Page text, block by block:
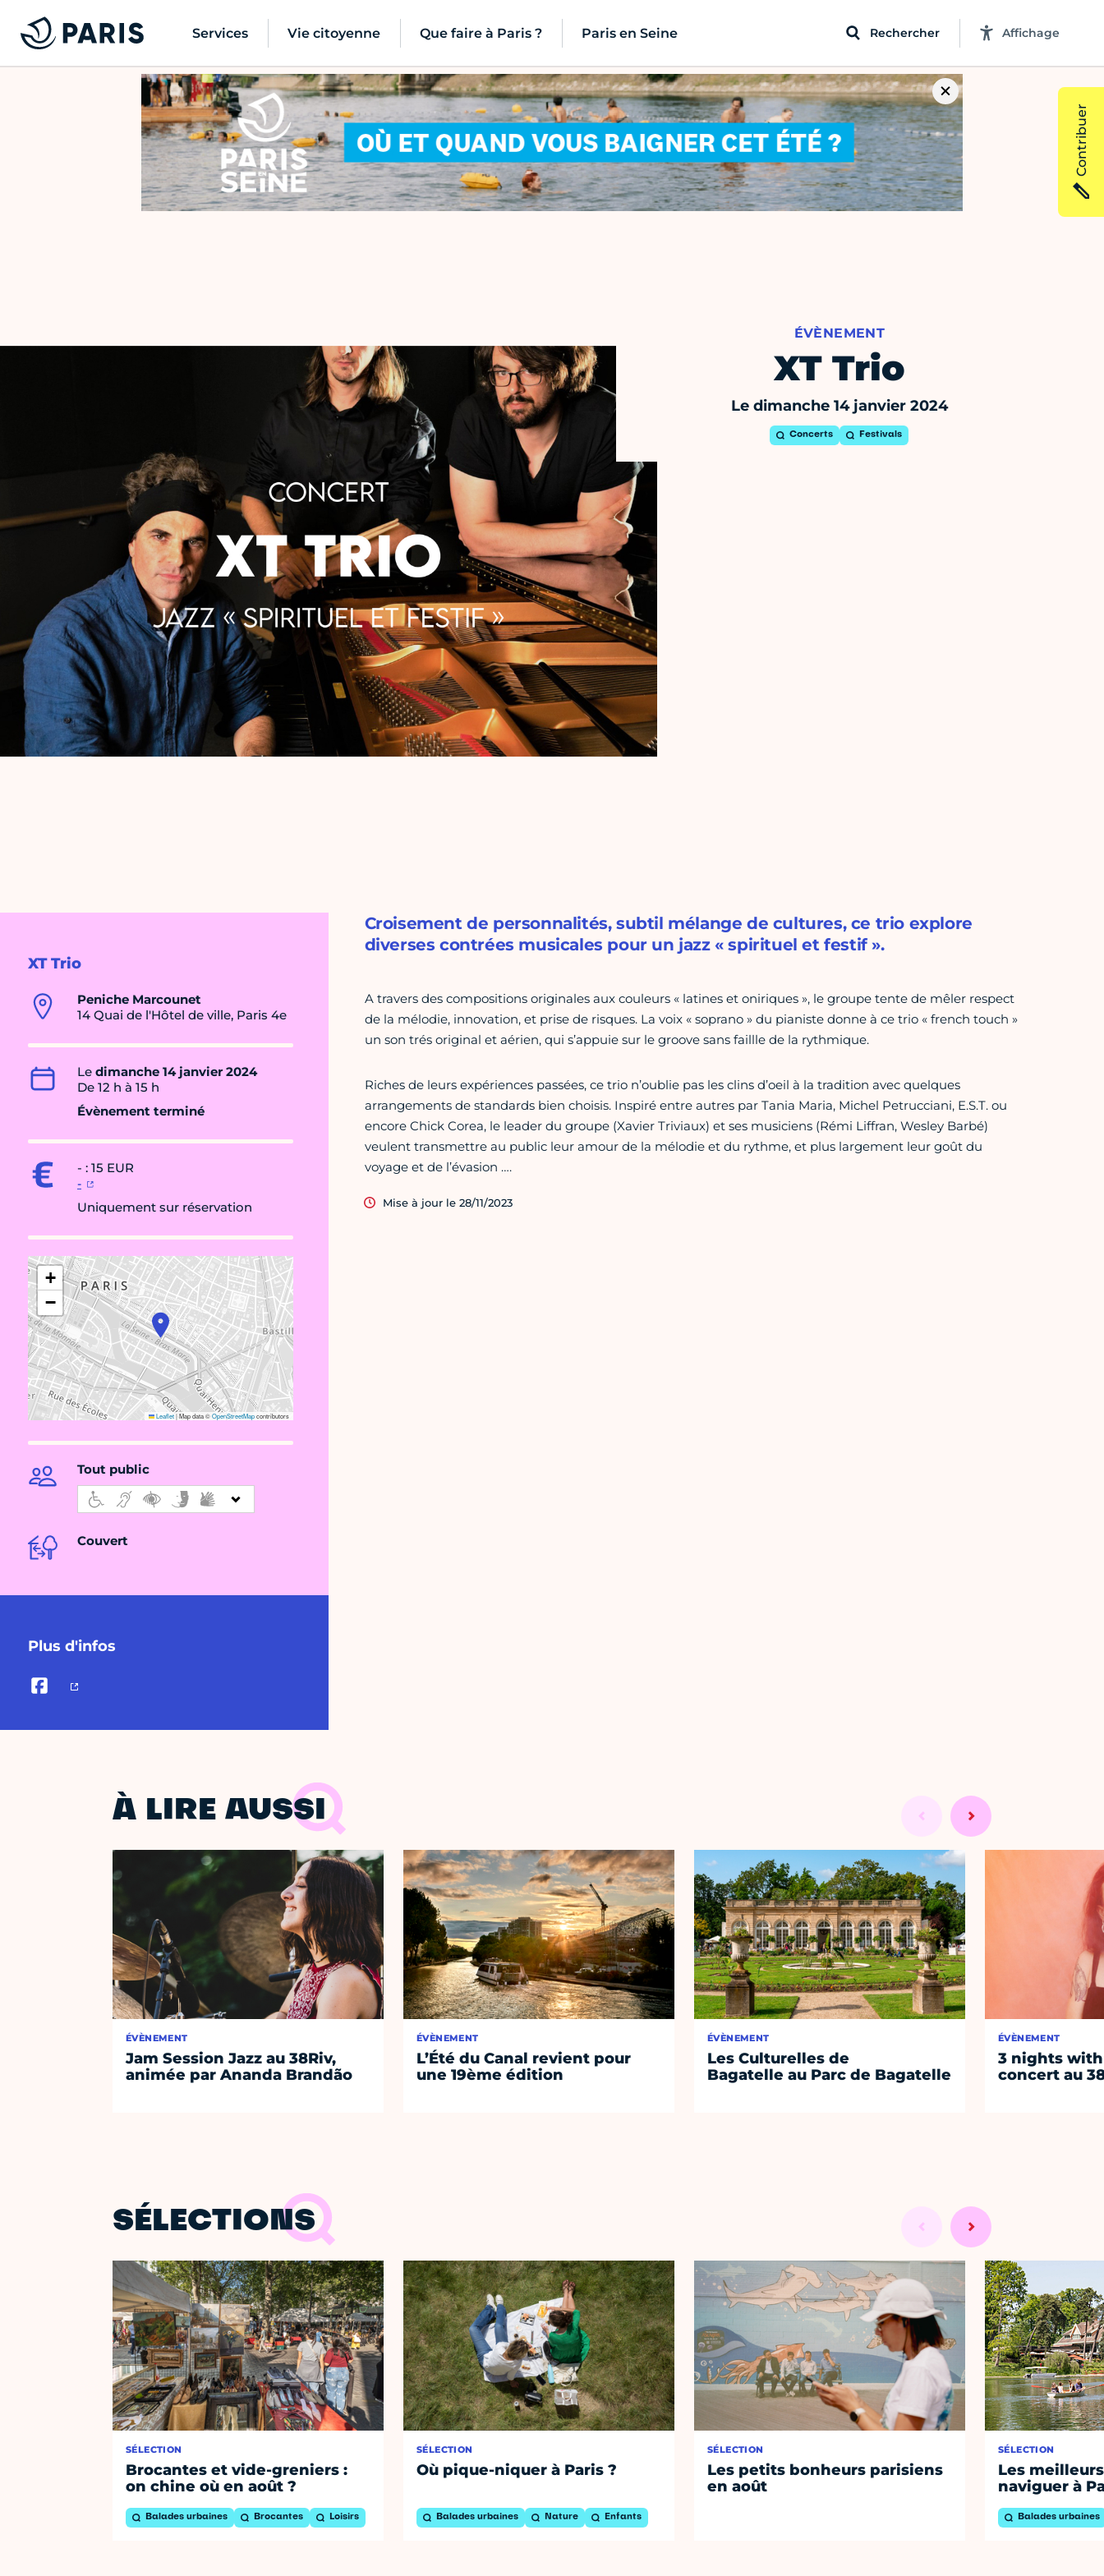
Services Vie citoyenne Que faire à Paris ? Paris en Seine Rechercher Affichage
ÉVÈNEMENT
XT Trio
Le dimanche 14 janvier 2024
Concerts Festivals
XT Trio
Peniche Marcounet
14 Quai de l'Hôtel de ville, Paris 4e
Le dimanche 14 janvier 2024
De 12 h à 15 h
Évènement terminé
- : 15 EUR
-
Uniquement sur réservation
+
−
Leaflet|Map data ©OpenStreetMapcontributors
Tout public
Couvert
Plus d'infos
Croisement de personnalités, subtil mélange de cultures, ce trio explore
diverses contrées musicales pour un jazz « spirituel et festif ».
A travers des compositions originales aux couleurs « latines et oniriques », le groupe tente de mêler respect
de la mélodie, innovation, et prise de risques. La voix « soprano » du pianiste donne à ce trio « french touch »
un son trés original et aérien, qui s’appuie sur le groove sans faillle de la rythmique.
Riches de leurs expériences passées, ce trio n’oublie pas les clins d’oeil à la tradition avec quelques
arrangements de standards bien choisis. Inspiré entre autres par Tania Maria, Michel Petrucciani, E.S.T. ou
encore Chick Corea, le leader du groupe (Xavier Triviaux) et ses musiciens (Rémi Liffran, Wesley Barbé)
veulent transmettre au public leur amour de la mélodie et du rythme, et plus largement leur goût du
voyage et de l’évasion ….
Mise à jour le 28/11/2023
À LIRE AUSSI
ÉVÈNEMENT
Jam Session Jazz au 38Riv,
animée par Ananda Brandão
ÉVÈNEMENT
L’Été du Canal revient pour
une 19ème édition
ÉVÈNEMENT
Les Culturelles de
Bagatelle au Parc de Bagatelle
ÉVÈNEMENT
3 nights with
concert au
SÉLECTIONS
SÉLECTION
Brocantes et vide-greniers :
on chine où en août ?
Balades urbaines Brocantes Loisirs
SÉLECTION
Où pique-niquer à Paris ?
Balades urbaines Nature Enfants
SÉLECTION
Les petits bonheurs parisiens
en août
SÉLECTION
Les
naviguer à
Balades urbaines
Contribuer